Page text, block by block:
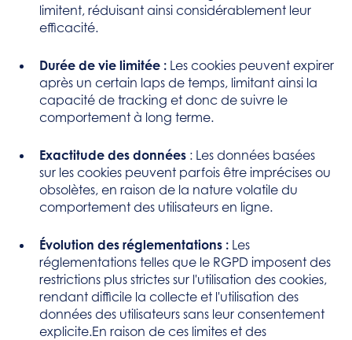
limitent, réduisant ainsi considérablement leur
efficacité.
Durée de vie limitée : Les cookies peuvent expirer
après un certain laps de temps, limitant ainsi la
capacité de tracking et donc de suivre le
comportement à long terme.
Exactitude des données : Les données basées
sur les cookies peuvent parfois être imprécises ou
obsolètes, en raison de la nature volatile du
comportement des utilisateurs en ligne.
Évolution des réglementations : Les
réglementations telles que le RGPD imposent des
restrictions plus strictes sur l'utilisation des cookies,
rendant difficile la collecte et l'utilisation des
données des utilisateurs sans leur consentement
explicite.En raison de ces limites et des